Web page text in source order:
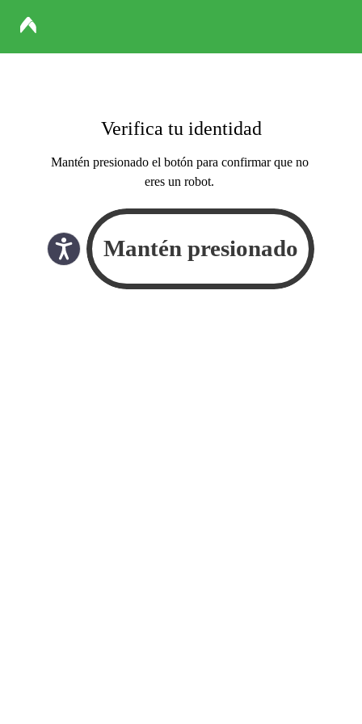
Verifica tu identidad
Mantén presionado el botón para confirmar que no
eres un robot.